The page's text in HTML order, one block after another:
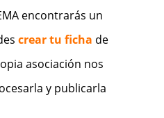
encontrarás un
crear tu ficha de
asociación nos
y publicarla